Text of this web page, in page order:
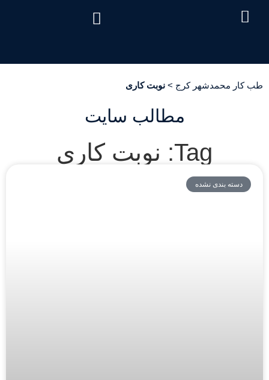
طب کار محمدشهر کرج > نوبت کاری
مطالب سایت
Tag: نوبت کاری
دسته بندی نشده